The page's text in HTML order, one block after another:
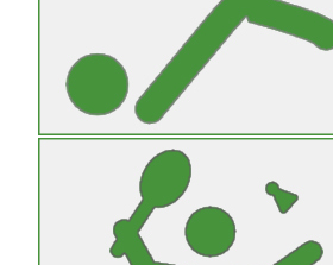
Badminton
Abteilungsleiter: Thomas Röhrig-
Gericke
Bertold-Brecht-Str. 3
71093 Weil im Schönbuch